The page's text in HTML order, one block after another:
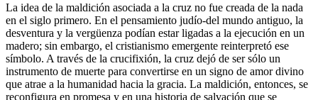
La idea de la maldición asociada a la cruz no fue creada de la nada
en el siglo primero. En el pensamiento judío-del mundo antiguo, la
desventura y la vergüenza podían estar ligadas a la ejecución en un
madero; sin embargo, el cristianismo emergente reinterpretó ese
símbolo. A través de la crucifixión, la cruz dejó de ser sólo un
instrumento de muerte para convertirse en un signo de amor divino
que atrae a la humanidad hacia la gracia. La maldición, entonces, se
reconfigura en promesa y en una historia de salvación que se